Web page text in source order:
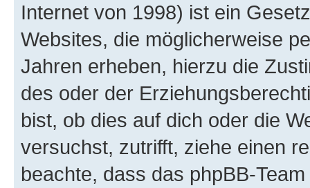
Internet von 1998) ist ein
Websites, die möglicherweise
Jahren erheben, hierzu die
des oder der
bist, ob dies auf dich oder die
versuchst, zutrifft, ziehe einen
beachte, dass das phpBB-